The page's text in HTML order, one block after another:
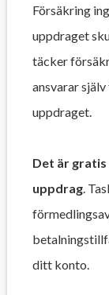
Försäkring
uppdraget
täcker
ansvarar
uppdraget.
Det är
uppdrag.
ditt konto.